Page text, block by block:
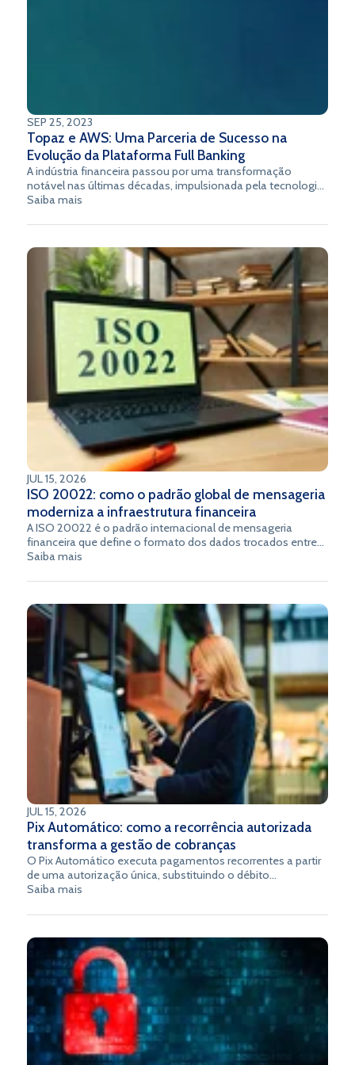
SEP 25, 2023
Topaz e AWS: Uma Parceria de Sucesso na
Evolução da Plataforma Full Banking
A indústria financeira passou por uma transformação
notável nas últimas décadas, impulsionada pela tecnologia.
O advento da computação em nuvem e a crescente
abriram caminho para parcerias estratégicas entre
entre a Topaz e a Amazon Web Services (AWS), uma das
principais provedoras de serviços em nuvem do mundo.
Saiba mais
JUL 15, 2026
ISO 20022: como o padrão global de mensageria
moderniza a infraestrutura financeira
A ISO 20022 é o padrão internacional de mensageria
financeira que define o formato dos dados trocados entre
instituições financeiras, trazendo padronização,
todo o ecossistema global de pagamentos.
Saiba mais
JUL 15, 2026
Pix Automático: como a recorrência autorizada
transforma a gestão de cobranças
O Pix Automático executa pagamentos recorrentes a partir
de uma autorização única, substituindo o débito
automático e os boletos com a liquidação instantânea do
Saiba mais